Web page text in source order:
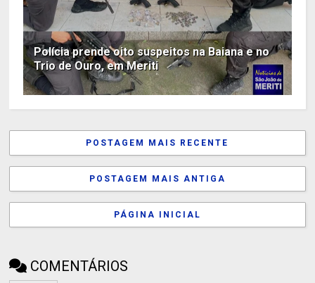
Polícia prende oito suspeitos na Baiana e no
Trio de Ouro, em Meriti
POSTAGEM MAIS RECENTE
POSTAGEM MAIS ANTIGA
PÁGINA INICIAL
COMENTÁRIOS